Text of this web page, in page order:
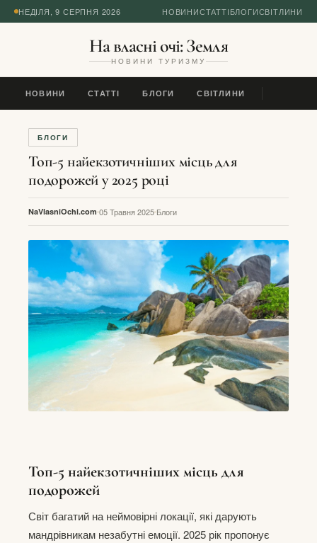
НЕДІЛЯ, 9 СЕРПНЯ 2026 НОВИНИСТАТТІБЛОГИСВІТЛИНИ
На власні очі: Земля
НОВИНИ ТУРИЗМУ
НОВИНИ СТАТТІ БЛОГИ СВІТЛИНИ
БЛОГИ
Топ-5 найекзотичніших місць для
подорожей у 2025 році
NaVlasniOchi.com 05 Травня 2025 Блоги
Топ-5 найекзотичніших місць для
подорожей
Світ багатий на неймовірні локації, які дарують
мандрівникам незабутні емоції. 2025 рік пропонує